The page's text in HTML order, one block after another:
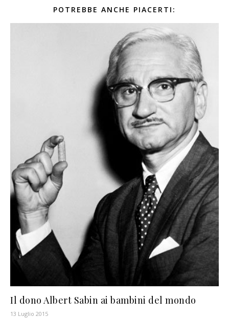
POTREBBE ANCHE PIACERTI:
Il dono Albert Sabin ai bambini del mondo
13 Luglio 2015